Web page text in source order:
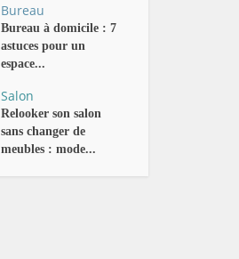
Bureau
Bureau à domicile : 7
astuces pour un
espace...
Salon
Relooker son salon
sans changer de
meubles : mode...